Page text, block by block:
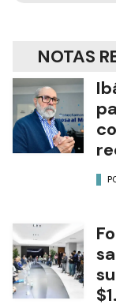
NOTAS